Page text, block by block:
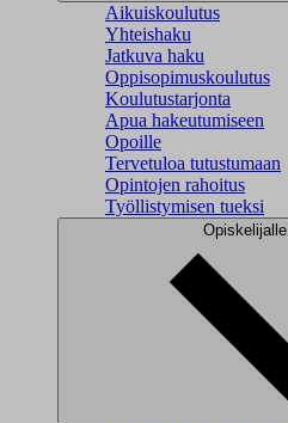
Aikuiskoulutus
Yhteishaku
Jatkuva haku
Oppisopimuskoulutus
Koulutustarjonta
Apua hakeutumiseen
Opoille
Tervetuloa tutustumaan
Opintojen rahoitus
Työllistymisen tueksi
Opiskelijalle